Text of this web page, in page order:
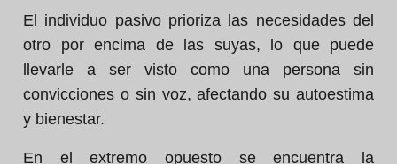
El individuo pasivo prioriza las necesidades del
otro por encima de las suyas, lo que puede
llevarle a ser visto como una persona sin
convicciones o sin voz, afectando su autoestima
y bienestar.
En el extremo opuesto se encuentra la